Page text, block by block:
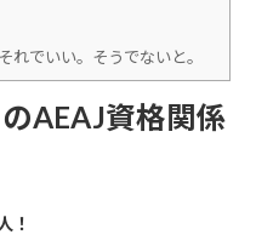
れでいい。そうでないと。
AEAJ資格関係
！